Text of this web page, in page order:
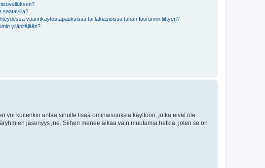
saatavilla?
väärinkäytöstapauksissa tai lakiasioissa tähän foorumiin liittyen?
ylläpitäjään?
voi kuitenkin antaa sinulle lisää ominaisuuksia käyttöön, jotka eivät ole
jäsenyys jne. Siihen menee aikaa vain muutamia hetkiä, joten se on